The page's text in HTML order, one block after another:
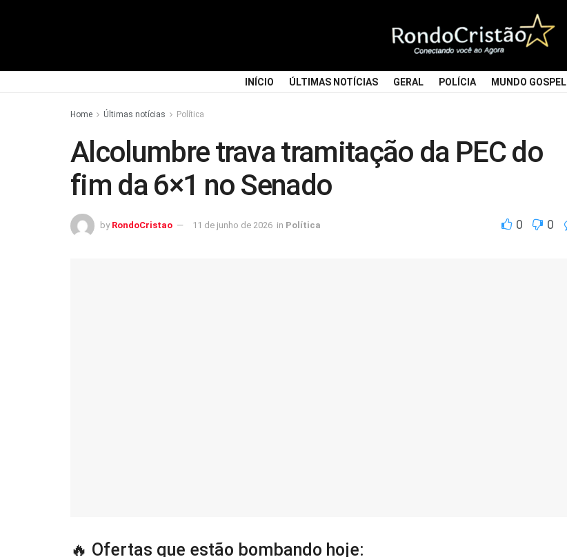
INÍCIO ÚLTIMAS NOTÍCIAS GERAL POLÍCIA MUNDO GOSPEL
Home Últimas notícias Política
Alcolumbre trava tramitação da PEC do
fim da 6×1 no Senado
by RondoCristao 11 de junho de 2026 in Política 0 0
🔥 Ofertas que estão bombando hoje: